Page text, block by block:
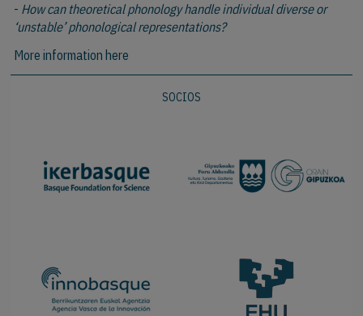
- How can theoretical phonology handle individual diverse or
‘unstable’ phonological representations?
More information here
SOCIOS